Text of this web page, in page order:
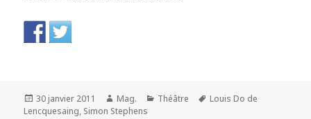
Publié
le
30 janvier 2011 Auteur
Mag. Catégories
Théâtre
Mots-
Louis Do de
Lencquesaing, Simon Stephens